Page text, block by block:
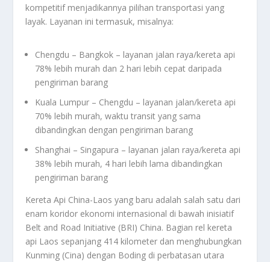
kompetitif menjadikannya pilihan transportasi yang
layak. Layanan ini termasuk, misalnya:
Chengdu – Bangkok – layanan jalan raya/kereta api
78% lebih murah dan 2 hari lebih cepat daripada
pengiriman barang
Kuala Lumpur – Chengdu – layanan jalan/kereta api
70% lebih murah, waktu transit yang sama
dibandingkan dengan pengiriman barang
Shanghai – Singapura – layanan jalan raya/kereta api
38% lebih murah, 4 hari lebih lama dibandingkan
pengiriman barang
Kereta Api China-Laos yang baru adalah salah satu dari
enam koridor ekonomi internasional di bawah inisiatif
Belt and Road Initiative (BRI) China. Bagian rel kereta
api Laos sepanjang 414 kilometer dan menghubungkan
Kunming (Cina) dengan Boding di perbatasan utara